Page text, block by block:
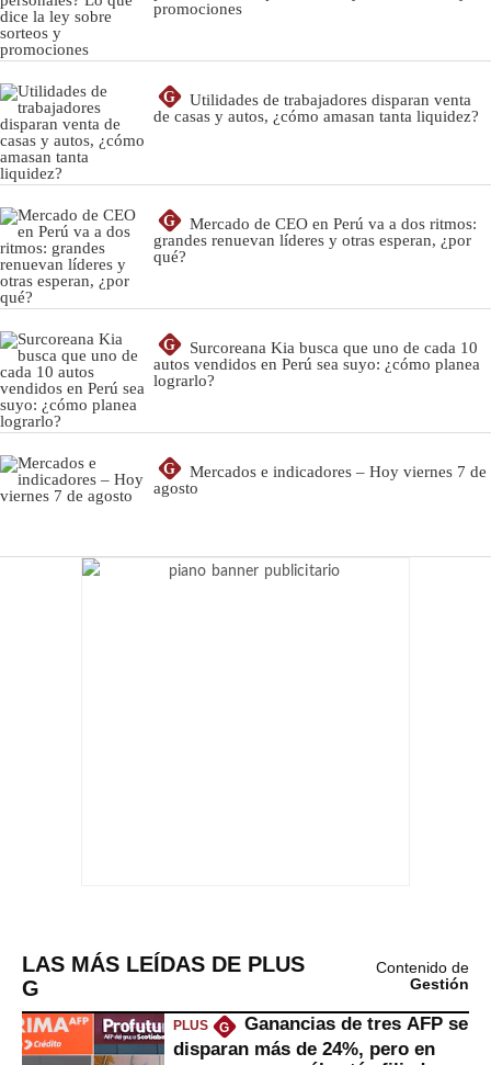
promociones
G
Utilidades de trabajadores disparan venta
de casas y autos, ¿cómo amasan tanta liquidez?
G
Mercado de CEO en Perú va a dos ritmos:
grandes renuevan líderes y otras esperan, ¿por
qué?
G
Surcoreana Kia busca que uno de cada 10
autos vendidos en Perú sea suyo: ¿cómo planea
lograrlo?
G
Mercados e indicadores – Hoy viernes 7 de
agosto
LAS MÁS LEÍDAS DE PLUS
G
Contenido de
Gestión
PLUS G
Ganancias de tres AFP se
disparan más de 24%, pero en